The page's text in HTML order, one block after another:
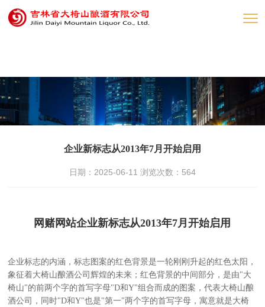
网赌网站
企业新标志从2013年7月开始启用
日期：2025-06-11 浏览次数： 564
网赌网站企业新标志从2013年7月开始启用
企业标志的内涵，标志图案的红色背景是一轮刚刚升起的红色太阳，
象征着大椅山酿酒公司辉煌的未来；红色背景的中间部分，是由"大
椅山"的前两个字的首写字母"D和Y"组合而成的图案，代表大椅山酿
酒公司，同时"D和Y"也是"第一"两个字的首写字母，寓意就是大椅